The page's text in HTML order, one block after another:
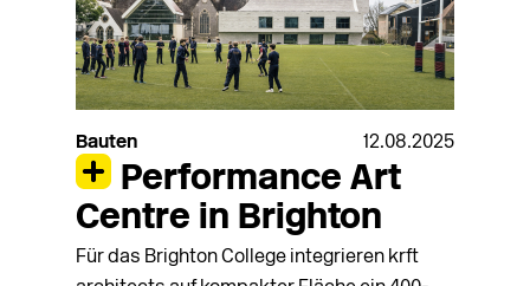
Bauten 12.08.2025
Performance Art
Centre in Brighton
Für das Brighton College integrieren krft